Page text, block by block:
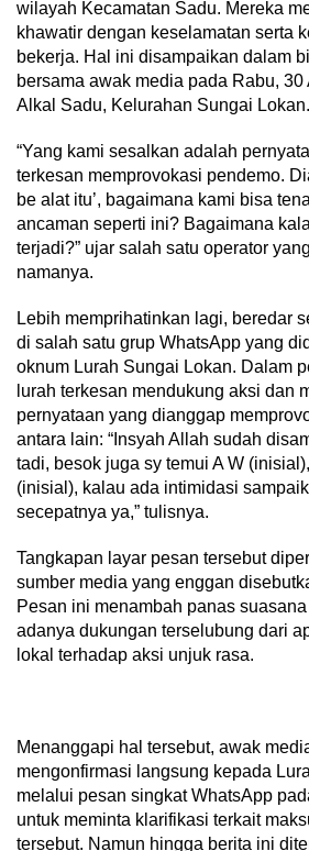
wilayah Kecamatan Sadu. Mereka
khawatir dengan keselamatan serta
bekerja. Hal ini disampaikan dalam
bersama awak media pada Rabu,
Alkal Sadu, Kelurahan Sungai Lokan.
“Yang kami sesalkan adalah
terkesan memprovokasi pendemo.
be alat itu’, bagaimana kami bisa
ancaman seperti ini? Bagaimana
terjadi?” ujar salah satu operator
namanya.
Lebih memprihatinkan lagi, beredar
di salah satu grup WhatsApp yang
oknum Lurah Sungai Lokan. Dalam
lurah terkesan mendukung aksi dan
pernyataan yang dianggap
antara lain: “Insyah Allah sudah
tadi, besok juga sy temui A W
(inisial), kalau ada intimidasi
secepatnya ya,” tulisnya.
Tangkapan layar pesan tersebut
sumber media yang enggan
Pesan ini menambah panas
adanya dukungan terselubung dari
lokal terhadap aksi unjuk rasa.
Menanggapi hal tersebut, awak
mengonfirmasi langsung kepada
melalui pesan singkat WhatsApp
untuk meminta klarifikasi terkait
tersebut. Namun hingga berita ini